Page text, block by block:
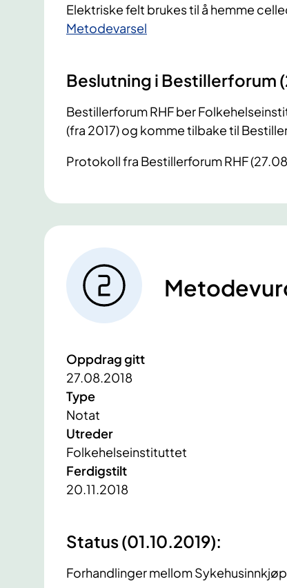
Elektriske felt brukes til å hemme
​Metodevarsel
Beslutning i Bestillerforum
Bestillerforum RHF ber
(fra 2017) og komme tilbake til
Protokoll fra Bestillerforum RHF
Oppdrag gitt
27.08.2018
Type
Notat
Utreder
Folkehelseinstituttet
Ferdigstilt
20.11.2018
Status (01.10.2019):
Forhandlinger mellom